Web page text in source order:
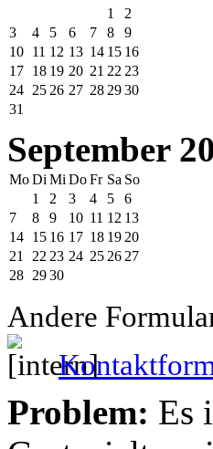
1
2
3
4 5 6 7 8
9
10 11 12 13 14 15 16
17 18 19 20 21 22 23
24 25 26 27 28 2930
31
September
MoDi Mi DoFr Sa So
1
2 3 4 5
6
7
8 9 10 11 12 13
14 15 16 17 18 19 20
21
22 23 24 25 26 27
28 2930
Andere
Problem: Es